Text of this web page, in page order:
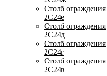
Столб ограждения
2С24е
Столб ограждения
2С24д
Столб ограждения
2С24г
Столб ограждения
2С24в